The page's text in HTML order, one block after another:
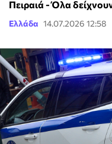
Πειραιά - Όλα
Ελλάδα 14.07.2026 12:58